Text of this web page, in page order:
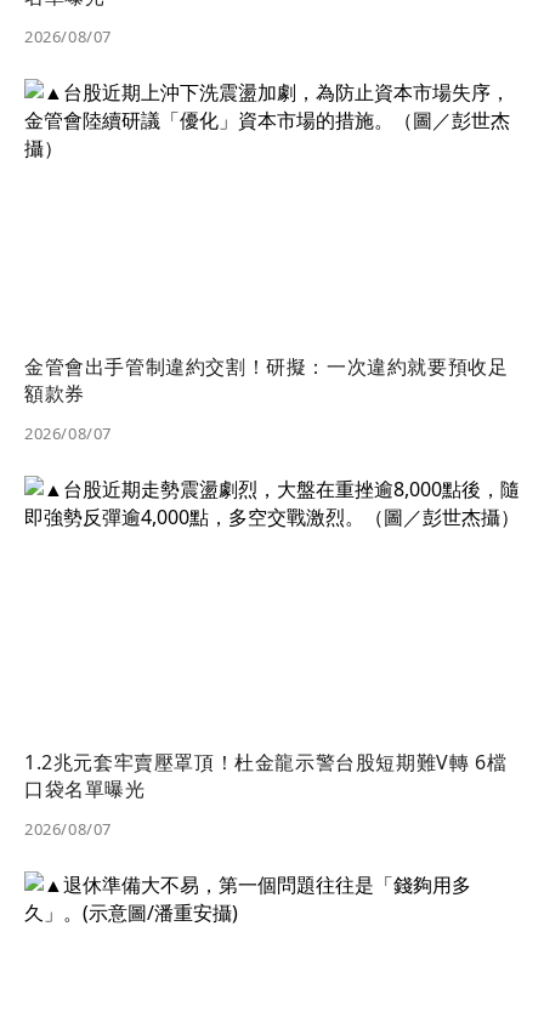
2026/08/07
金管會出手管制違約交割！研擬：一次違約就要預收足
額款券
2026/08/07
1.2兆元套牢賣壓罩頂！杜金龍示警台股短期難V轉 6檔
口袋名單曝光
2026/08/07